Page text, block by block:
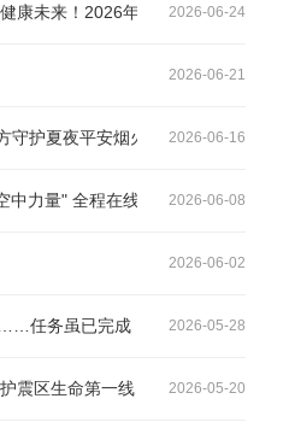
康未来！2026年柳州市全民禁毒宣
2026-06-24
2026-06-21
守护夏夜平安烟火 2026-06-16
中力量" 全程在线 2026-06-08
2026-06-02
任务虽已完成，守护仍在继续！
2026-05-28
震区生命第一线 2026-05-20